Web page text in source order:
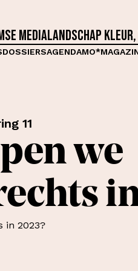
medialandschap
DOSSIERSAGENDA
11
we